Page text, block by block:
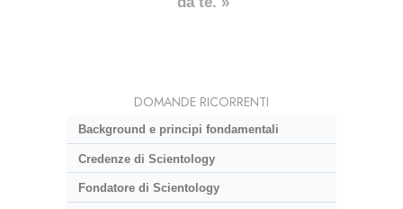
DOMANDE RICORRENTI
Background e principi fondamentali
Credenze di Scientology
Fondatore di Scientology